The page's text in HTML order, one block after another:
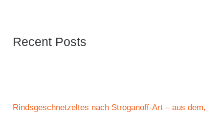
Recent Posts
Rindsgeschnetzeltes nach Stroganoff-Art – aus dem,